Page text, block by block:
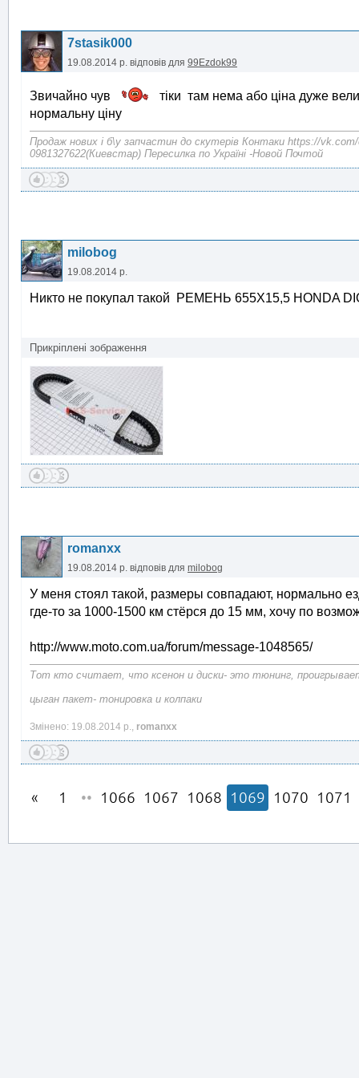
7stasik000
19.08.2014 р. відповів для 99Ezdok99
Звичайно чув
тіки там нема або ціна дуже
нормальну ціну
Продаж нових і б\у запчастин до скутерів Контаки https://
0981327622(Киевстар) Пересилка по Україні -Новой Почтой
milobog
19.08.2014 р.
Никто не покупал такой РЕМЕНЬ 655Х15,5 HONDA
Прикріплені зображення
romanxx
19.08.2014 р. відповів для milobog
У меня стоял такой, размеры совпадают, нормально
где-то за 1000-1500 км стёрся до 15 мм, хочу по
http://www.moto.com.ua/forum/message-1048565/
Тот кто считает, что ксенон и диски- это тюнинг,
цыган пакет- тонировка и колпаки
Змінено: 19.08.2014 р., romanxx
1 •• 1066 1067 1068 1069 1070 1071